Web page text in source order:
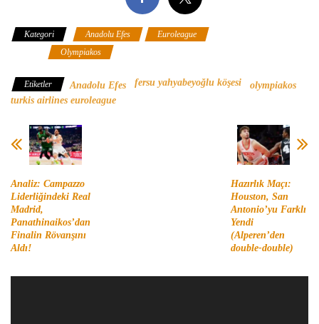
Kategori Anadolu Efes Euroleague
Olympiakos
Etiketler Anadolu Efes fersu yahyabeyoğlu köşesi
olympiakos
turkis airlines euroleague
Analiz: Campazzo
Liderliğindeki Real
Madrid,
Panathinaikos’dan
Finalin Rövanşını
Aldı!
Hazırlık Maçı:
Houston, San
Antonio’yu Farklı
Yendi
(Alperen’den
double-double)